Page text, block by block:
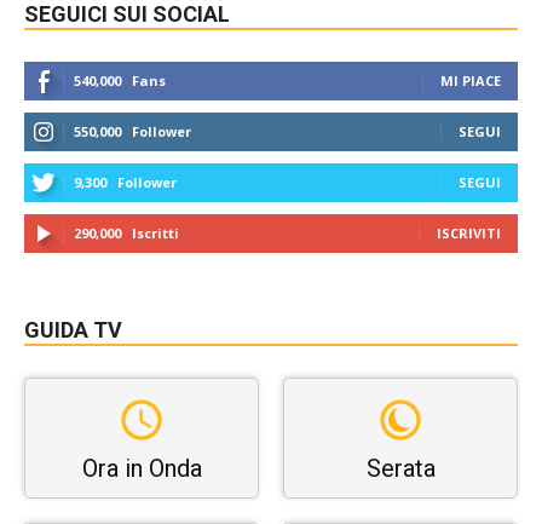
SEGUICI SUI SOCIAL
540,000 Fans MI PIACE
550,000 Follower SEGUI
9,300 Follower SEGUI
290,000 Iscritti ISCRIVITI
GUIDA TV
Ora in Onda Serata